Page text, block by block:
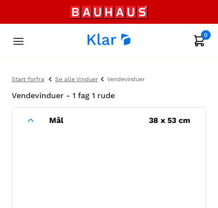
0
Start forfra Se alle Vinduer Vendevinduer
Vendevinduer - 1 fag 1 rude
Mål 38 x 53 cm